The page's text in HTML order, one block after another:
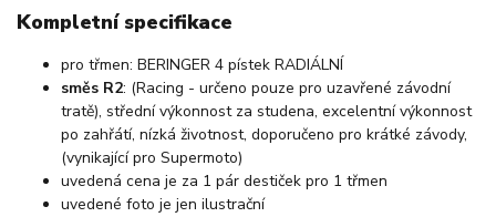
Kompletní specifikace
pro třmen: BERINGER 4 pístek RADIÁLNÍ
směs R2: (Racing - určeno pouze pro uzavřené závodní
tratě), střední výkonnost za studena, excelentní výkonnost
po zahřátí, nízká životnost, doporučeno pro krátké závody,
(vynikající pro Supermoto)
uvedená cena je za 1 pár destiček pro 1 třmen
uvedené foto je jen ilustrační